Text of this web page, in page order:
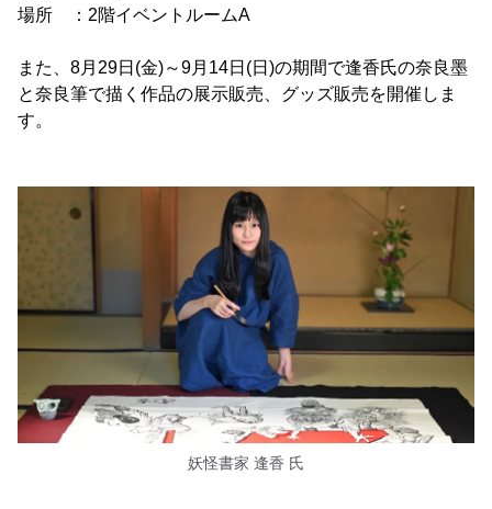
場所 ：2階イベントルームA
また、8月29日(金)～9月14日(日)の期間で逢香氏の奈良墨
と奈良筆で描く作品の展示販売、グッズ販売を開催しま
す。
妖怪書家 逢香 氏